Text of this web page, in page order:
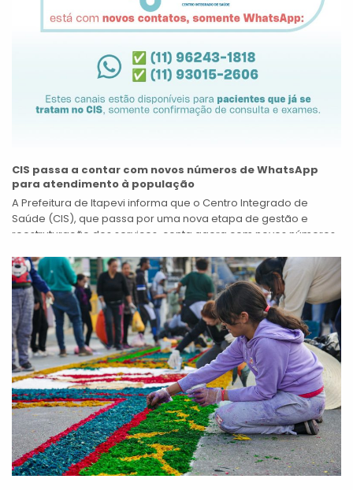
CIS passa a contar com novos números de WhatsApp
para atendimento à população
A Prefeitura de Itapevi informa que o Centro Integrado de
Saúde (CIS), que passa por uma nova etapa de gestão e
reestruturação dos serviços, conta agora com novos números